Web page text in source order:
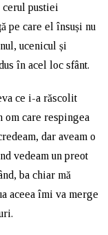
cerul pustiei
pe care el însuși nu
ucenicul și
în acel loc sfânt.
ce i-a răscolit
om care respingea
dar aveam o
vedeam un preot
ba chiar mă
aceea îmi va merge